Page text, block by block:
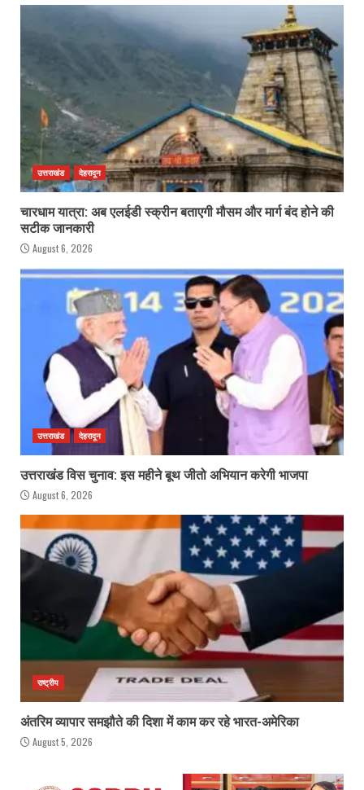
उत्तराखंड देहरादून
चारधाम यात्रा: अब एलईडी स्क्रीन बताएगी मौसम और मार्ग बंद होने की
सटीक जानकारी
August 6, 2026
उत्तराखंड देहरादून
उत्तराखंड विस चुनाव: इस महीने बूथ जीतो अभियान करेगी भाजपा
August 6, 2026
राष्ट्रीय
अंतरिम व्यापार समझौते की दिशा में काम कर रहे भारत-अमेरिका
August 5, 2026